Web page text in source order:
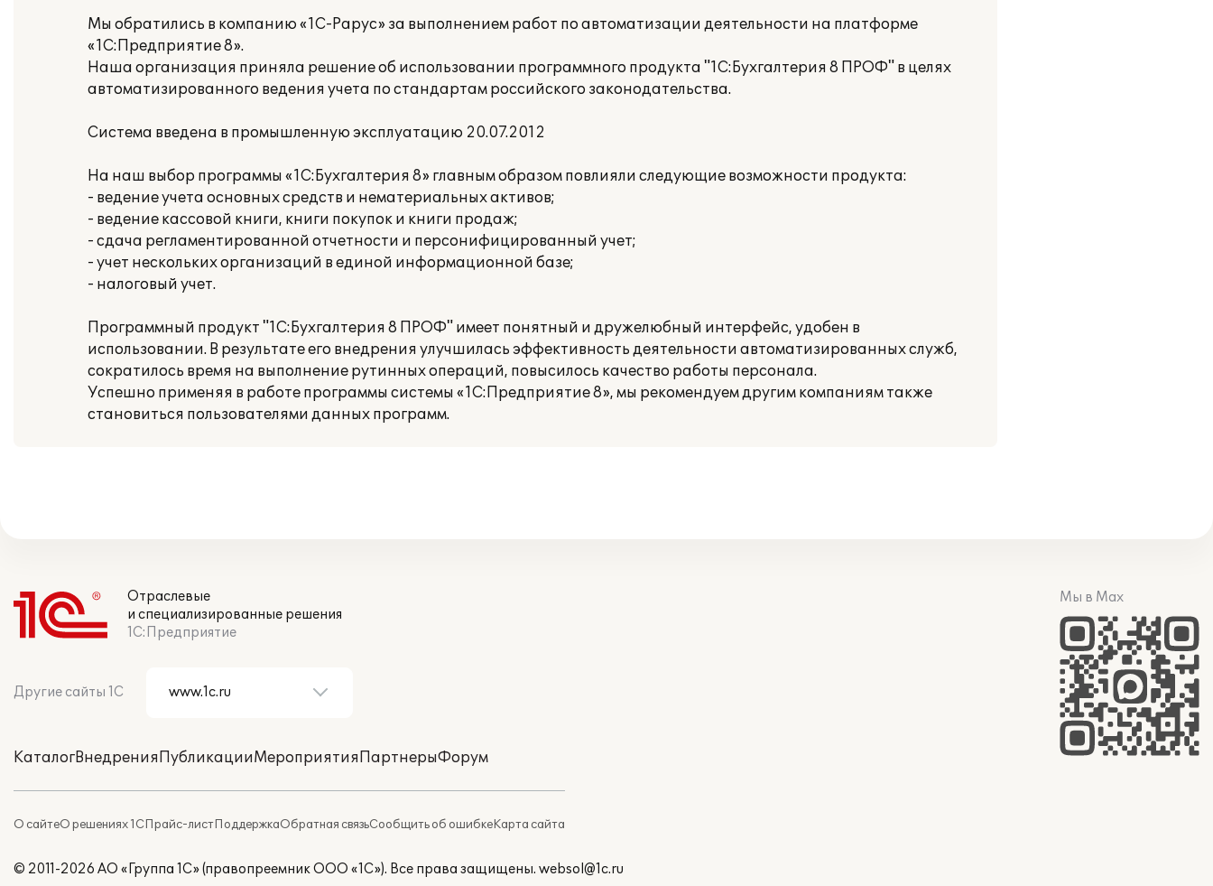
Мы обратились в компанию «1С-Рарус» за выполнением работ по автоматизации деятельности на платформе
«1С:Предприятие 8».
Наша организация приняла решение об использовании программного продукта "1С:Бухгалтерия 8 ПРОФ" в целях
автоматизированного ведения учета по стандартам российского законодательства.
Система введена в промышленную эксплуатацию 20.07.2012
На наш выбор программы «1С:Бухгалтерия 8» главным образом повлияли следующие возможности продукта:
- ведение учета основных средств и нематериальных активов;
- ведение кассовой книги, книги покупок и книги продаж;
- сдача регламентированной отчетности и персонифицированный учет;
- учет нескольких организаций в единой информационной базе;
- налоговый учет.
Программный продукт "1С:Бухгалтерия 8 ПРОФ" имеет понятный и дружелюбный интерфейс, удобен в
использовании. В результате его внедрения улучшилась эффективность деятельности автоматизированных служб,
сократилось время на выполнение рутинных операций, повысилось качество работы персонала.
Успешно применяя в работе программы системы «1С:Предприятие 8», мы рекомендуем другим компаниям также
становиться пользователями данных программ.
Отраслевые
и специализированные решения
1С:Предприятие
Другие сайты 1С
КаталогВнедренияПубликацииМероприятияПартнерыФорум
О сайтеО решениях 1СПрайс-листПоддержкаОбратная связьСообщить об ошибкеКарта сайта
Мы в Max
© 2011-2026 АО «Группа 1С» (правопреемник ООО «1С»). Все права защищены. websol@1c.ru